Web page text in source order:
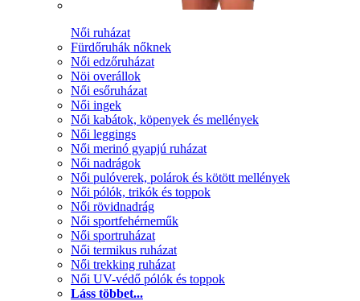
Női ruházat
Fürdőruhák nőknek
Női edzőruházat
Nöi overállok
Női esőruházat
Női ingek
Női kabátok, köpenyek és mellények
Női leggings
Női merinó gyapjú ruházat
Női nadrágok
Női pulóverek, polárok és kötött mellények
Női pólók, trikók és toppok
Női rövidnadrág
Női sportfehérneműk
Női sportruházat
Női termikus ruházat
Női trekking ruházat
Női UV-védő pólók és toppok
Láss többet...